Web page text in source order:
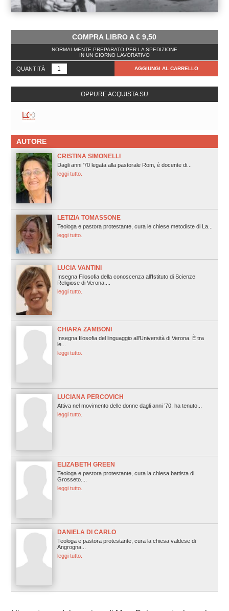
COMPRA LIBRO A€ 9,50
NORMALMENTE PREPARATO PER LA SPEDIZIONE
IN UN GIORNO LAVORATIVO
QUANTITÀ AGGIUNGI AL CARRELLO
OPPURE ACQUISTA SU
AUTORE
CRISTINA SIMONELLI
Dagli anni '70 legata alla pastorale Rom, è docente di...
leggi tutto.
LETIZIA TOMASSONE
Teologa e pastora protestante, cura le chiese metodiste di La...
leggi tutto.
LUCIA VANTINI
Insegna Filosofia della conoscenza all'Istituto di Scienze
Religiose di Verona....
leggi tutto.
CHIARA ZAMBONI
Insegna filosofia del linguaggio all’Università di Verona. È tra
le...
leggi tutto.
LUCIANA PERCOVICH
Attiva nel movimento delle donne dagli anni ’70, ha tenuto...
leggi tutto.
ELIZABETH GREEN
Teologa e pastora protestante, cura la chiesa battista di
Grosseto....
leggi tutto.
DANIELA DI CARLO
Teologa e pastora protestante, cura la chiesa valdese di
Angrogna...
leggi tutto.